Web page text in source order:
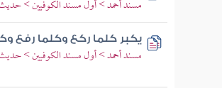
مسند أحمد > أول مسند الكوفيين >
يكبر كلما ركع وكلما رفع
مسند أحمد > أول مسند الكوفيين >